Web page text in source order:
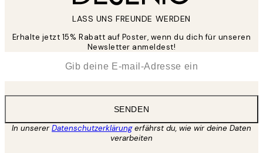
LASS UNS FREUNDE WERDEN
Erhalte jetzt 15% Rabatt auf Poster, wenn du dich für unseren
Newsletter anmeldest!
SENDEN
In unsererDatenschutzerklärungerfährst du, wie wir deine Daten
verarbeiten